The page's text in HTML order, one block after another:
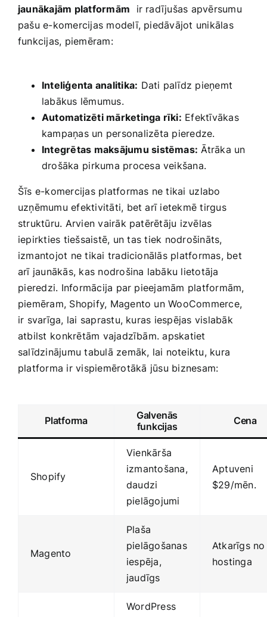
jaunākajām platformām ‌ ir radījušas apvērsumu⁣
pašu e-komercijas modelī, piedāvājot unikālas
funkcijas, piemēram:
Inteliģenta analitika: Dati palīdz pieņemt
labākus lēmumus.
Automatizēti mārketinga rīki: Efektīvākas
kampaņas un personalizēta ⁣pieredze.
Integrētas maksājumu sistēmas: Ātrāka un
drošāka⁣ pirkuma procesa veikšana.
Šīs e-komercijas platformas ne tikai ⁣uzlabo
uzņēmumu efektivitāti, bet arī ietekmē tirgus
struktūru. Arvien vairāk‌ patērētāju izvēlas
iepirkties tiešsaistē, un⁢ tas tiek nodrošināts,
izmantojot ne tikai tradicionālās platformas, bet
arī jaunākās, kas nodrošina labāku lietotāja
⁤pieredzi. Informācija par pieejamām platformām,
piemēram, Shopify, Magento un WooCommerce,
ir svarīga, lai saprastu, kuras iespējas vislabāk
atbilst ⁣konkrētām ‌vajadzībām. apskatiet
salīdzinājumu tabulā zemāk, lai noteiktu, kura
platforma ir vispiemērotākā⁣ jūsu biznesam:
Platforma
Galvenās
funkcijas
Cena
Shopify
Vienkārša
izmantošana,
daudzi
pielāgojumi
Aptuveni
$29/mēn.
Magento
Plaša
pielāgošanas
iespēja,
jaudīgs
Atkarīgs no
hostinga
WordPress